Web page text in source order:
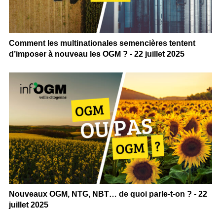
Comment les multinationales semencières tentent
d’imposer à nouveau les OGM ? - 22 juillet 2025
Nouveaux OGM, NTG, NBT… de quoi parle-t-on ? - 22
juillet 2025